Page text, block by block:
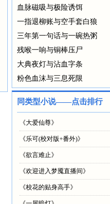
血脉磁吸与极险诱饵
一指退柳账与空手套白狼
三年第一句话与一碗热粥
残喉一响与铜棒压尸
大典夜灯与沾血字条
粉色血沫与三息死限
同类型小说——点击排行
《大爱仙尊》
《乐可(校对版+番外)》
《欲言难止》
《欢迎进入梦魇直播间》
《校花的贴身高手》